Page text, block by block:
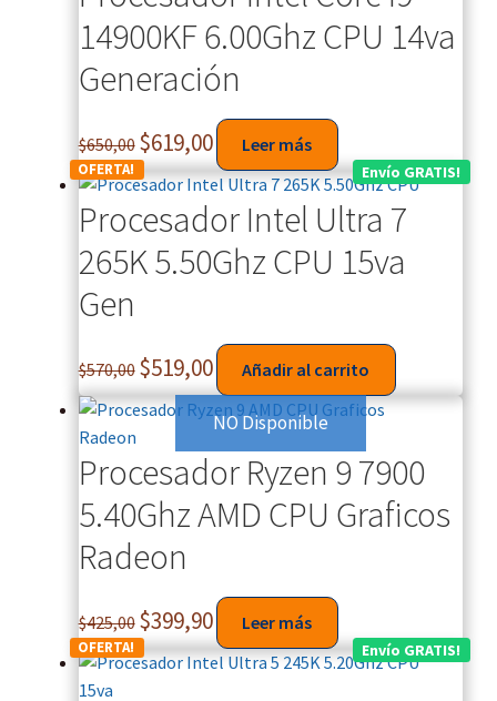
14900KF 6.00Ghz CPU 14va
Generación
$650,00 $619,00 Leer más
OFERTA! Envío GRATIS!
Procesador Intel Ultra 7
265K 5.50Ghz CPU 15va
Gen
$570,00 $519,00 Añadir al carrito
NO Disponible
Procesador Ryzen 9 7900
5.40Ghz AMD CPU Graficos
Radeon
$425,00 $399,90 Leer más
OFERTA! Envío GRATIS!